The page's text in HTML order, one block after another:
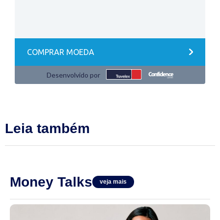
Leia também
Money Talks veja mais